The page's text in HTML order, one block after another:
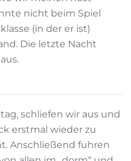
nicht beim Spiel
(in der er ist)
Die letzte Nacht
schliefen wir aus und
erstmal wieder zu
Anschließend fuhren